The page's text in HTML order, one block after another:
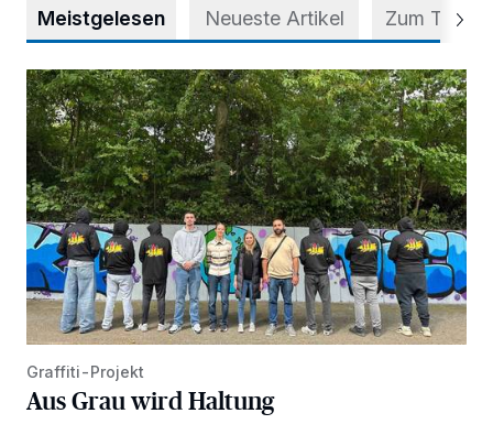
Meistgelesen Neueste Artikel Zum Thema
Aus Grau wird Haltung
Graffiti-Projekt
Aus Grau wird Haltung